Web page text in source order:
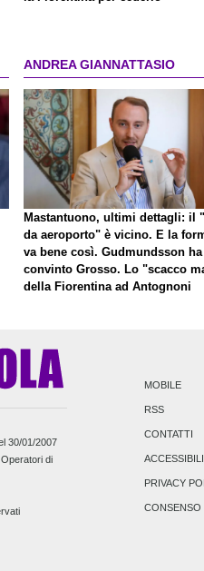
ANDREA GIANNATTASIO
Mastantuono, ultimi dettagli: il
da aeroporto" è vicino. E la
va bene così. Gudmundsson ha
convinto Grosso. Lo "scacco
della Fiorentina ad Antognoni
30/01/2007
di
MOBILE
RSS
CONTATTI
PRIVACY
CONSENSO